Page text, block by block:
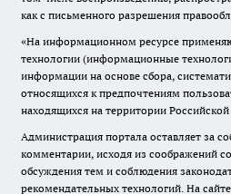
как с письменного разрешения
«На информационном ресурсе
технологии (информационные
информации на основе сбора,
относящихся к предпочтениям
находящихся на территории
Администрация портала оставляет за
комментарии, исходя из соображений
обсуждения тем и соблюдения
рекомендательных технологий. На